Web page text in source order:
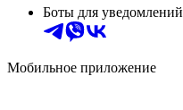
Боты для уведомлений
Мобильное приложение